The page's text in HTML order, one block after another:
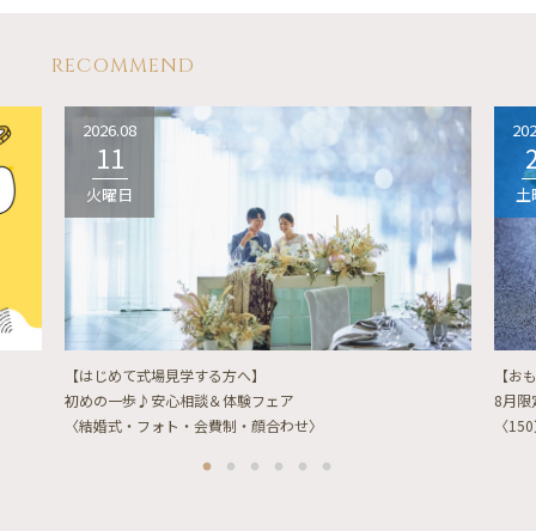
RECOMMEND
2026.08
11
火曜日
【はじめて式場見学する方へ】
初めの一歩♪安心相談＆体験フェア
〈結婚式・フォト・会費制・顔合わせ〉
土
【お
8月限
〈